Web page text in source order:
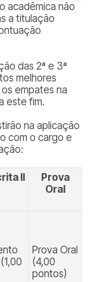
acadêmica não
a titulação
das 2ª e 3ª
melhores
empates na
este fim.
na aplicação
com o cargo e
II
Prova
Oral
Prova Oral
(4,00
pontos)